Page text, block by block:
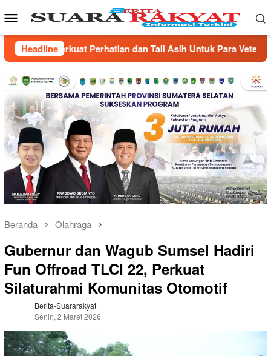
ke
Menu
Mobile
Headline
Untuk Para Veteran Pemprov Sumsel Selektif Beri
Beranda Olahraga
Gubernur dan Wagub Sumsel Hadiri
Fun Offroad TLCI 22, Perkuat
Silaturahmi Komunitas Otomotif
Berita-Suararakyat
Senin, 2 Maret 2026